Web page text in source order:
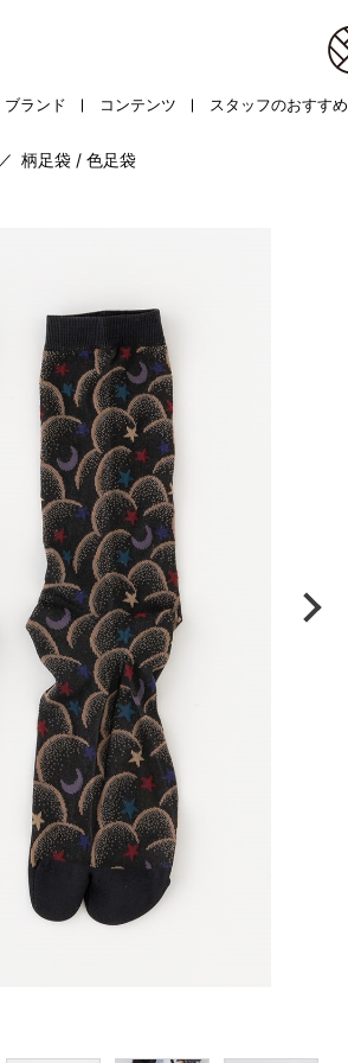
ブランド コンテンツ スタッフのおすすめ
／ 柄足袋 / 色足袋